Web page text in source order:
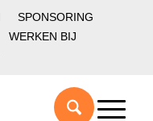
SPONSORING
WERKEN BIJ